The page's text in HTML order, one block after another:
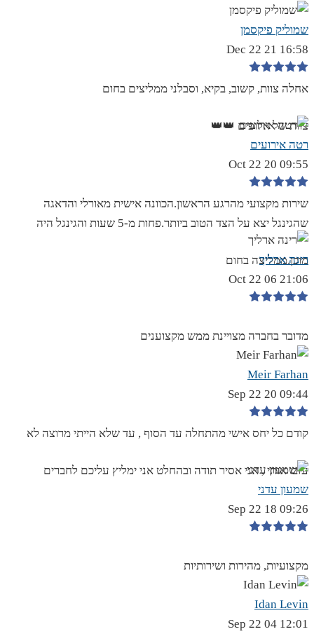
שמוליק פיקסמן
16:58 21 Dec 22
אחלה צוות, קשוב, בקיא, וסבלני ממליצים בחום
צוות של אלופים 👑👑
רטה אירועים
09:55 20 Oct 22
שירות מקצועי מהרגע הראשון.הכוונה אישית מאורלי והדאגה
שהגינגל יצא על הצד הטוב ביותר.פחות מ-5 שעות והגינגל היה
מוכן.ממליצה בחום
רינה ארליך
21:06 06 Oct 22
מדובר בחברה מצויינת ממש מקצוענים
Meir Farhan
09:44 20 Sep 22
קודם כל יחס אישי מהתחלה עד הסוף , עד שלא הייתי מרוצה לא
עזבו אותי , אני אסיר תודה ובהחלט אני ימליץ עליכם לחברים
שמעון עדני
09:26 18 Sep 22
מקצועיות, מהירות ושירותיות
Idan Levin
12:01 04 Sep 22